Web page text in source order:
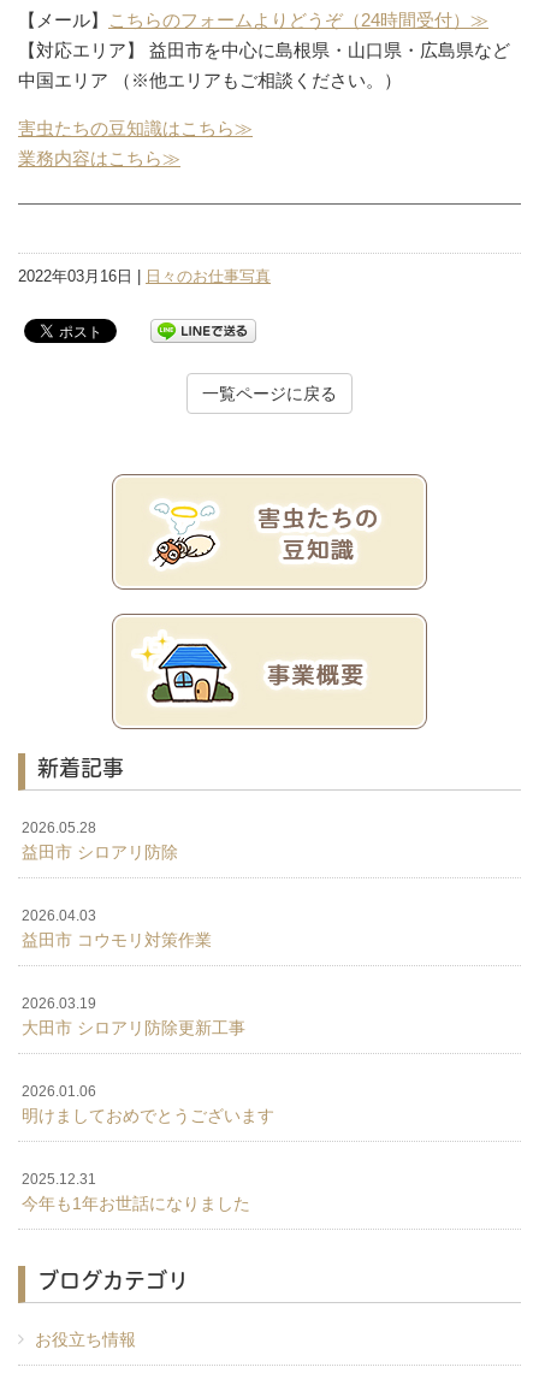
【メール】
こちらのフォームよりどうぞ（24時間受付）≫
【対応エリア】 益田市を中心に島根県・山口県・広島県など
中国エリア （※他エリアもご相談ください。）
害虫たちの豆知識はこちら≫
業務内容はこちら≫
2022年03月16日 | 日々のお仕事写真
一覧ページに戻る
新着記事
2026.05.28
益田市 シロアリ防除
2026.04.03
益田市 コウモリ対策作業
2026.03.19
大田市 シロアリ防除更新工事
2026.01.06
明けましておめでとうございます
2025.12.31
今年も1年お世話になりました
ブログカテゴリ
お役立ち情報